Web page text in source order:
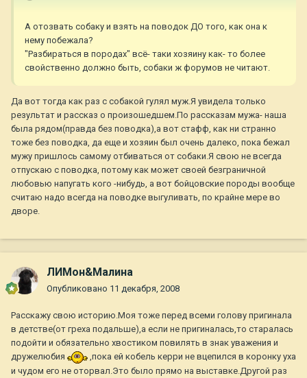
А отозвать собаку и взять на поводок ДО того, как она к
нему побежала?
"Разбираться в породах" всё- таки хозяину как- то более
свойственно должно быть, собаки ж форумов не читают.
Да вот тогда как раз с собакой гулял муж.Я увидела только
результат и рассказ о произошедшем.По рассказам мужа- наша
была рядом(правда без поводка),а вот стафф, как ни странно
тоже без поводка, да еще и хозяин был очень далеко, пока бежал
мужу пришлось самому отбиваться от собаки.Я свою не всегда
отпускаю с поводка, потому как может своей безграничной
любовью напугать кого -нибудь, а вот бойцовские породы вообще
считаю надо всегда на поводке выгуливать, по крайне мере во
дворе.
ЛИМон&Малина
Опубликовано 11 декабря, 2008
Расскажу свою историю.Моя тоже перед всеми голову пригинала
в детстве(от греха подальше),а если не пригиналась,то старалась
подойти и обязательно хвостиком повилять в знак уважения и
дружелюбия
,пока ей кобель керри не вцепился в коронку уха
и чудом его не оторвал.Это было прямо на выставке.Другой раз